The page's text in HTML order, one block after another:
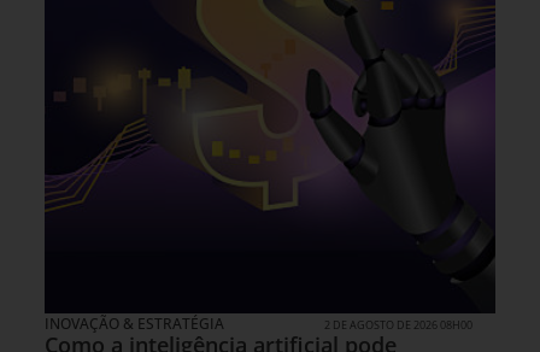
INOVAÇÃO & ESTRATÉGIA 2 DE AGOSTO DE 2026 08H00
Como a inteligência artificial pode